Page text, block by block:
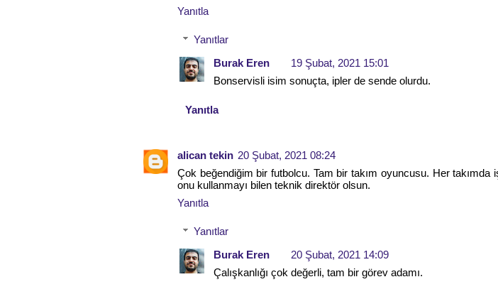
Yanıtla
Yanıtlar
Burak Eren
19 Şubat, 2021 15:01
Bonservisli isim sonuçta, ipler de sende olurdu.
Yanıtla
alican tekin 20 Şubat, 2021 08:24
Çok beğendiğim bir futbolcu. Tam bir takım oyuncusu. Her takımda
onu kullanmayı bilen teknik direktör olsun.
Yanıtla
Yanıtlar
Burak Eren
20 Şubat, 2021 14:09
Çalışkanlığı çok değerli, tam bir görev adamı.